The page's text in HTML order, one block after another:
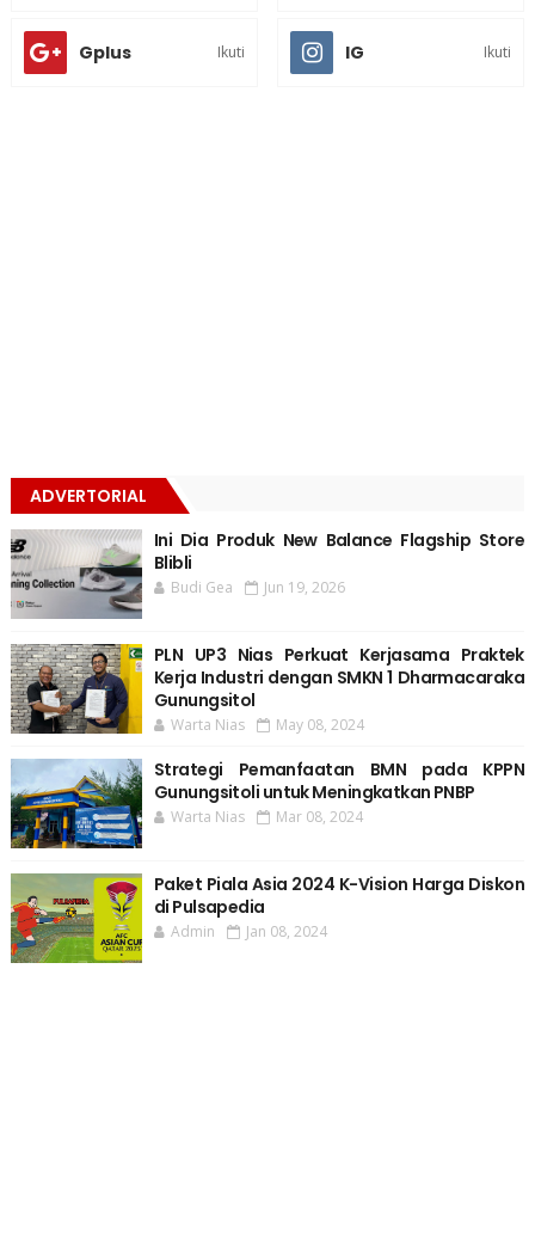
Gplus Ikuti IG Ikuti
ADVERTORIAL
Ini Dia Produk New Balance Flagship Store
Blibli
Budi Gea Jun 19, 2026
PLN UP3 Nias Perkuat Kerjasama Praktek
Kerja Industri dengan SMKN 1 Dharmacaraka
Gunungsitol
Warta Nias May 08, 2024
Strategi Pemanfaatan BMN pada KPPN
Gunungsitoli untuk Meningkatkan PNBP
Warta Nias Mar 08, 2024
Paket Piala Asia 2024 K-Vision Harga Diskon
di Pulsapedia
Admin Jan 08, 2024